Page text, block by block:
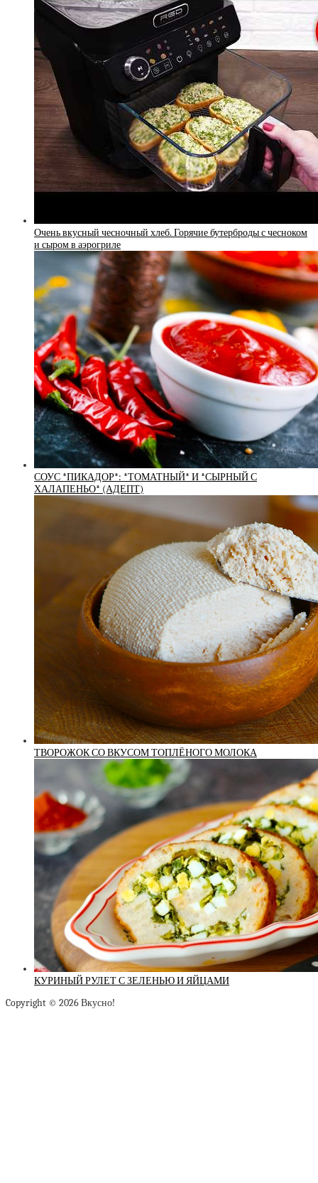
Очень вкусный чесночный хлеб. Горячие бутерброды с чесноком
и сыром в аэрогриле
СОУС *ПИКАДОР*: *ТОМАТНЫЙ* И *СЫРНЫЙ С
ХАЛАПЕНЬО* (АДЕПТ)
ТВОРОЖОК СО ВКУСОМ ТОПЛЁНОГО МОЛОКА
КУРИНЫЙ РУЛЕТ С ЗЕЛЕНЬЮ И ЯЙЦАМИ
Copyright © 2026 Вкусно!